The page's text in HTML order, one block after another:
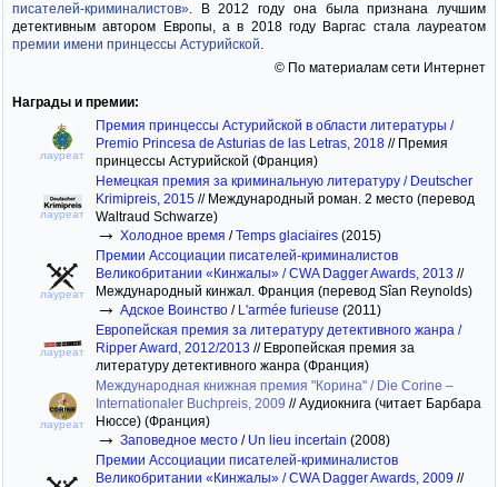
писателей-криминалистов». В 2012 году она была признана лучшим
детективным автором Европы, а в 2018 году Варгас стала лауреатом
премии имени принцессы Астурийской.
© По материалам сети Интернет
Награды и премии:
лауреат
Премия принцессы Астурийской в области литературы /
Premio Princesa de Asturias de las Letras, 2018 // Премия
принцессы Астурийской (Франция)
лауреат
Немецкая премия за криминальную литературу / Deutscher
Krimipreis, 2015 // Международный роман. 2 место (перевод
Waltraud Schwarze)
→ Холодное время /Temps glaciaires (2015)
лауреат
Премии Ассоциации писателей-криминалистов
Великобритании «Кинжалы» / CWA Dagger Awards, 2013 //
Международный кинжал. Франция (перевод Sîan Reynolds)
→ Адское Воинство / L'armée furieuse (2011)
лауреат
Европейская премия за литературу детективного жанра /
Ripper Award, 2012/2013 // Европейская премия за
литературу детективного жанра (Франция)
лауреат
Международная книжная премия "Корина" / Die Corine –
Internationaler Buchpreis, 2009 //Аудиокнига (читает Барбара
Нюссе) (Франция)
→ Заповедное место / Un lieu incertain (2008)
Премии Ассоциации писателей-криминалистов
Великобритании «Кинжалы» / CWA Dagger Awards, 2009 //